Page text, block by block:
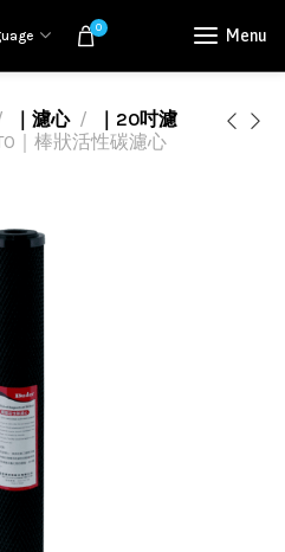
0 Menu
｜濾心
｜20吋濾
｜棒狀活性碳濾心